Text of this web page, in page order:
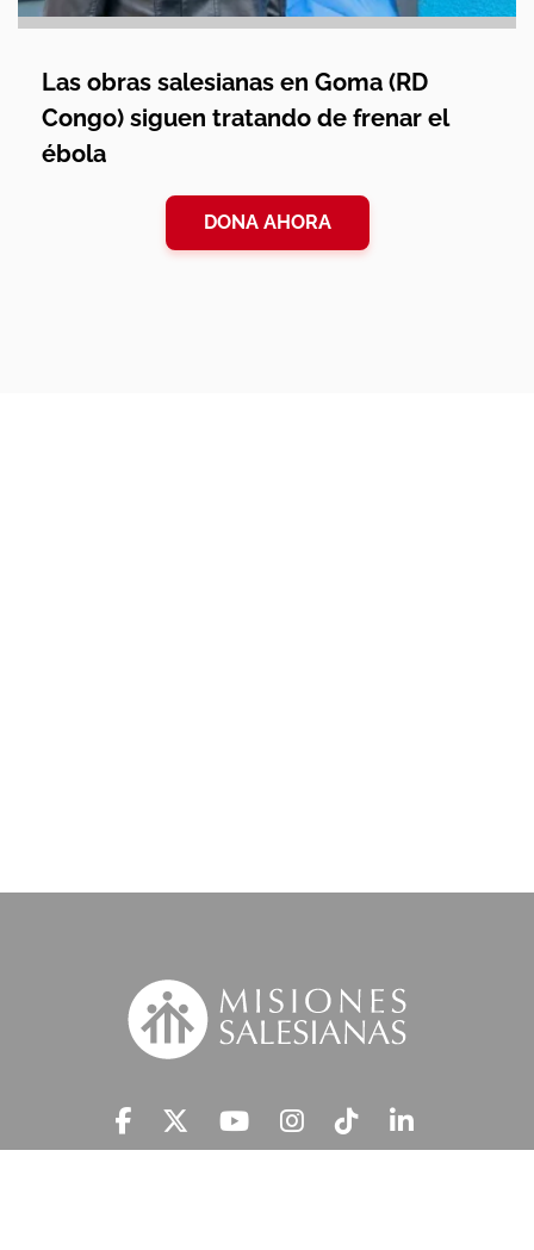
Las obras salesianas en Goma (RD
Congo) siguen tratando de frenar el
ébola
DONA AHORA